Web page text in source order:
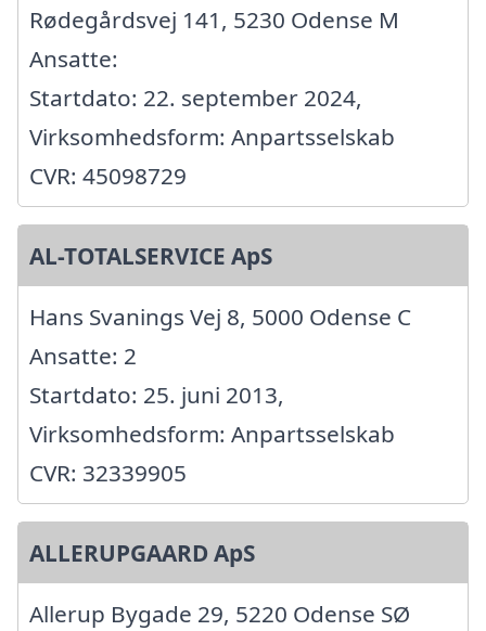
Rødegårdsvej 141, 5230 Odense M
Ansatte:
Startdato: 22. september 2024,
Virksomhedsform: Anpartsselskab
CVR: 45098729
AL-TOTALSERVICE ApS
Hans Svanings Vej 8, 5000 Odense C
Ansatte: 2
Startdato: 25. juni 2013,
Virksomhedsform: Anpartsselskab
CVR: 32339905
ALLERUPGAARD ApS
Allerup Bygade 29, 5220 Odense SØ